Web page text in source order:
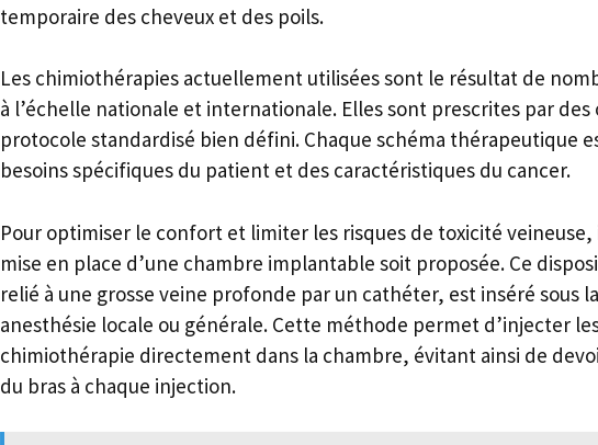
temporaire des cheveux et des poils.
Les chimiothérapies actuellement utilisées sont le résultat de
à l’échelle nationale et internationale. Elles sont prescrites par
protocole standardisé bien défini. Chaque schéma thérapeutique
besoins spécifiques du patient et des caractéristiques du cancer.
Pour optimiser le confort et limiter les risques de toxicité
mise en place d’une chambre implantable soit proposée. Ce
relié à une grosse veine profonde par un cathéter, est inséré sous
anesthésie locale ou générale. Cette méthode permet d’injecter
chimiothérapie directement dans la chambre, évitant ainsi de
du bras à chaque injection.